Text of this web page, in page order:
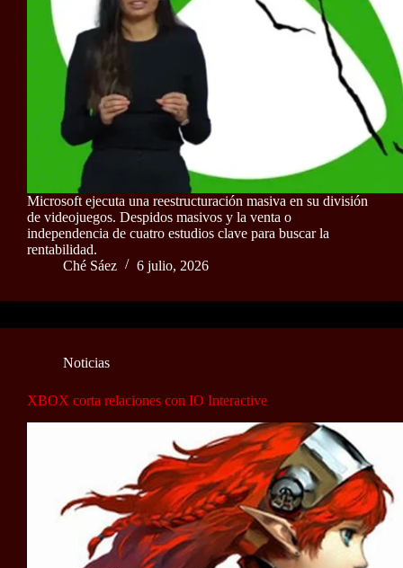
Microsoft ejecuta una reestructuración masiva en su división
de videojuegos. Despidos masivos y la venta o
independencia de cuatro estudios clave para buscar la
rentabilidad.
Ché Sáez
6 julio, 2026
Noticias
XBOX corta relaciones con IO Interactive